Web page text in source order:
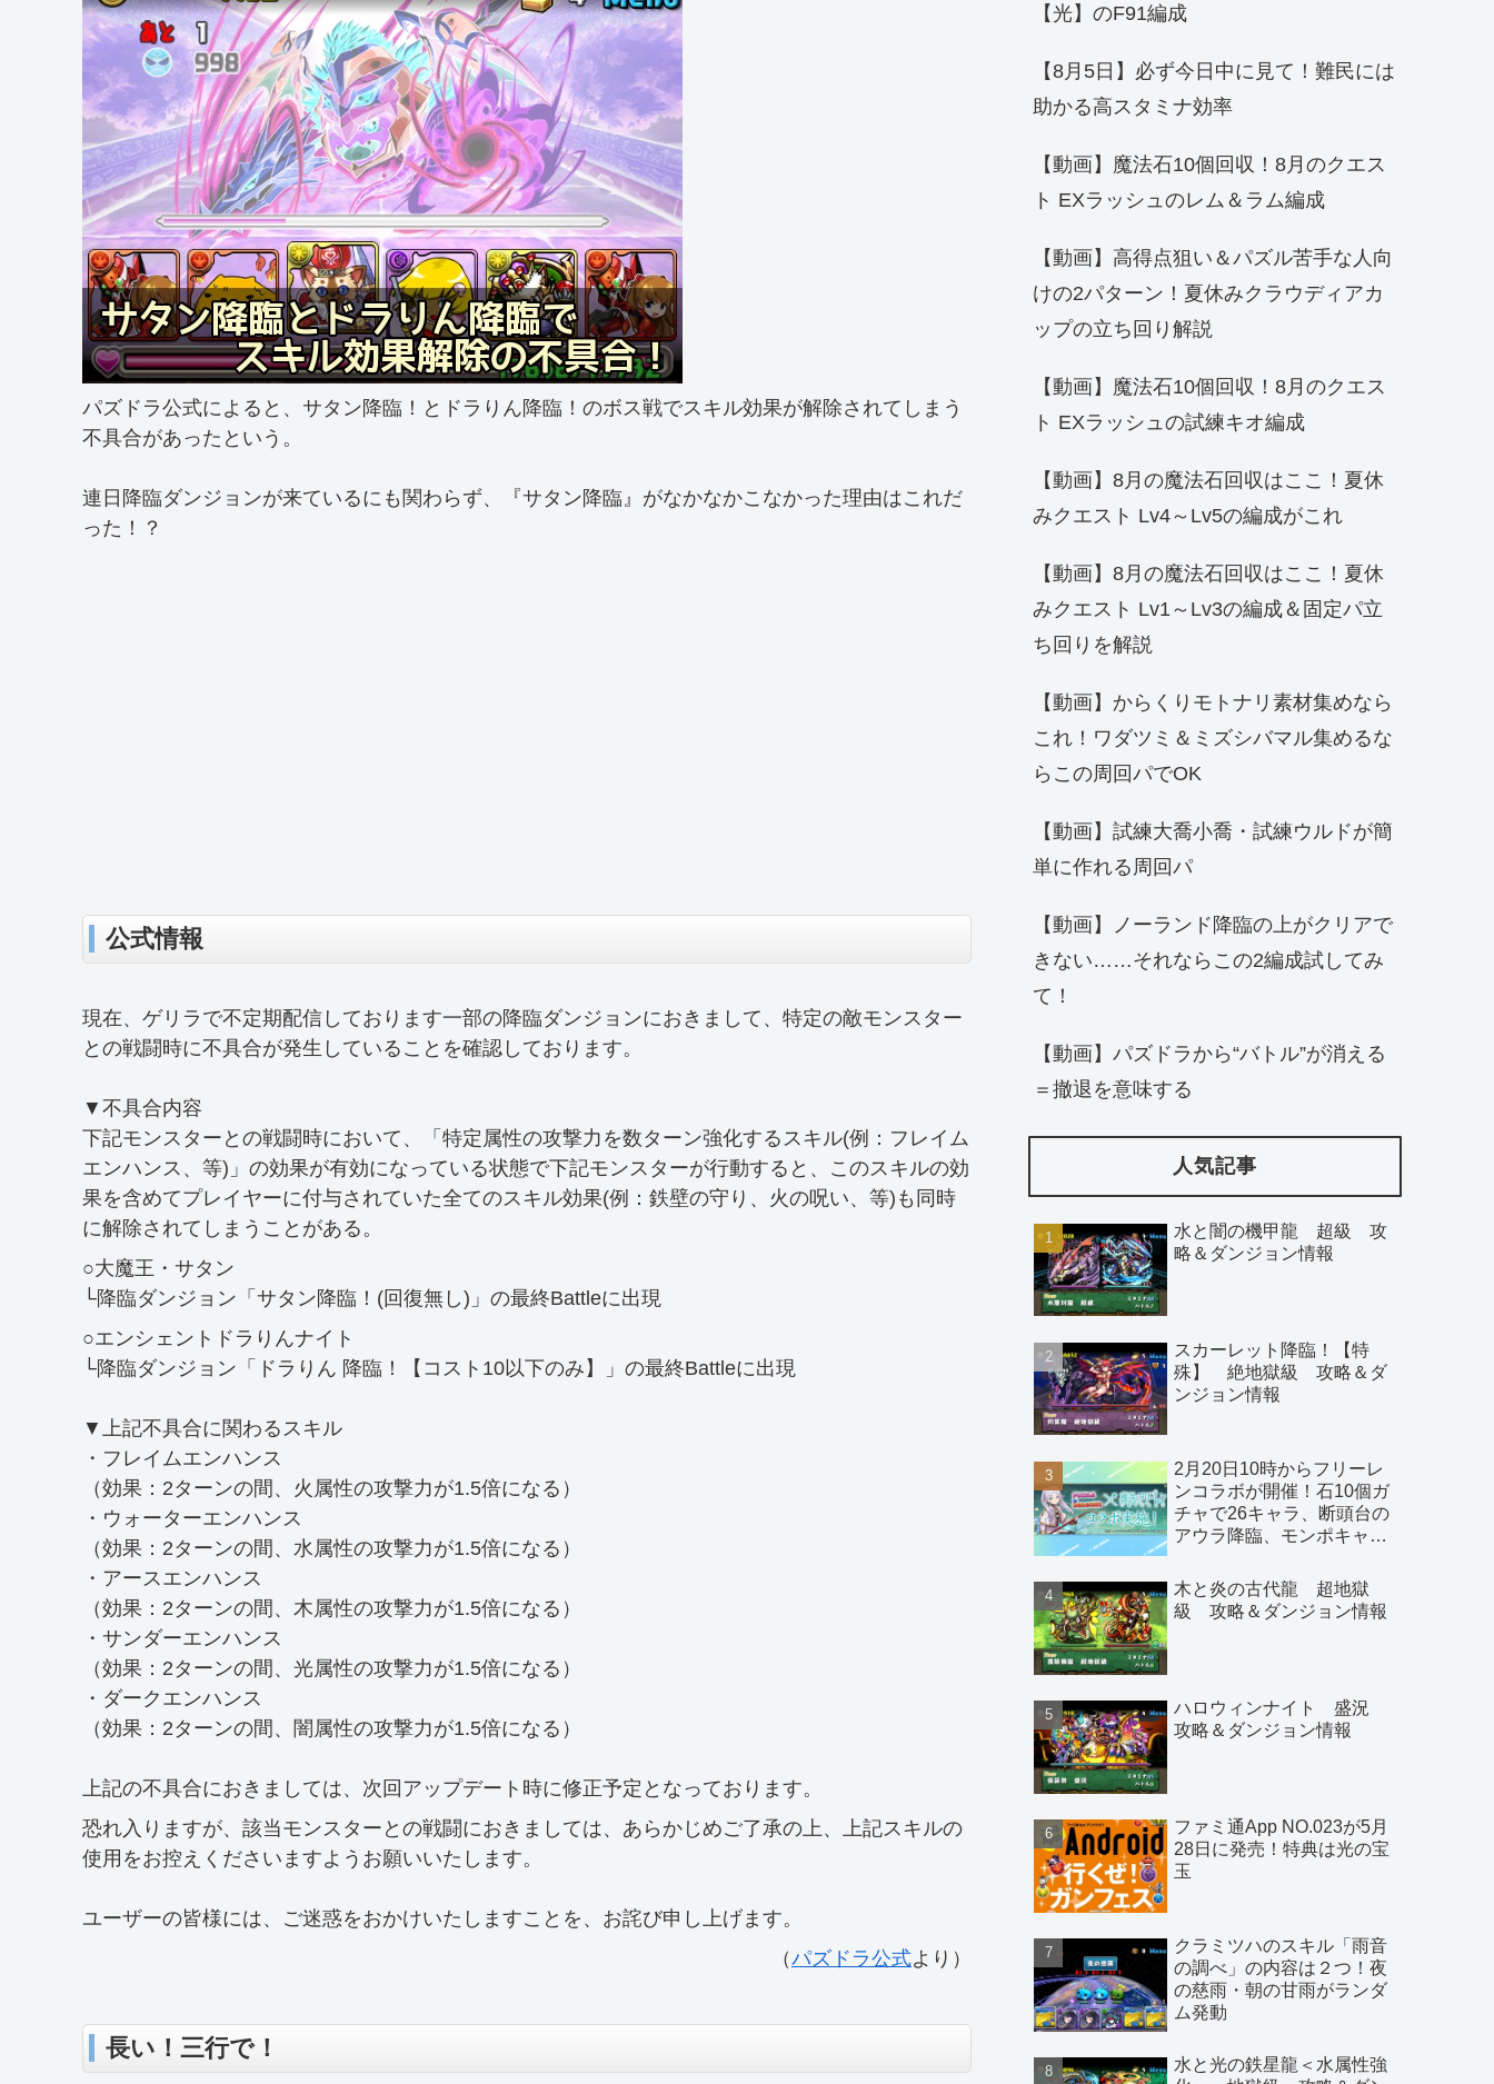
パズドラ公式によると、サタン降臨！とドラりん降臨！のボス戦でスキル効果が解除されてしまう
不具合があったという。
連日降臨ダンジョンが来ているにも関わらず、『サタン降臨』がなかなかこなかった理由はこれだ
った！？
公式情報
現在、ゲリラで不定期配信しております一部の降臨ダンジョンにおきまして、特定の敵モンスター
との戦闘時に不具合が発生していることを確認しております。
▼不具合内容
下記モンスターとの戦闘時において、「特定属性の攻撃力を数ターン強化するスキル(例：フレイム
エンハンス、等)」の効果が有効になっている状態で下記モンスターが行動すると、このスキルの効
果を含めてプレイヤーに付与されていた全てのスキル効果(例：鉄壁の守り、火の呪い、等)も同時
に解除されてしまうことがある。
○大魔王・サタン
└降臨ダンジョン「サタン降臨！(回復無し)」の最終Battleに出現
○エンシェントドラりんナイト
└降臨ダンジョン「ドラりん 降臨！【コスト10以下のみ】」の最終Battleに出現
▼上記不具合に関わるスキル
・フレイムエンハンス
（効果：2ターンの間、火属性の攻撃力が1.5倍になる）
・ウォーターエンハンス
（効果：2ターンの間、水属性の攻撃力が1.5倍になる）
・アースエンハンス
（効果：2ターンの間、木属性の攻撃力が1.5倍になる）
・サンダーエンハンス
（効果：2ターンの間、光属性の攻撃力が1.5倍になる）
・ダークエンハンス
（効果：2ターンの間、闇属性の攻撃力が1.5倍になる）
上記の不具合におきましては、次回アップデート時に修正予定となっております。
恐れ入りますが、該当モンスターとの戦闘におきましては、あらかじめご了承の上、上記スキルの
使用をお控えくださいますようお願いいたします。
ユーザーの皆様には、ご迷惑をおかけいたしますことを、お詫び申し上げます。
（パズドラ公式より）
長い！三行で！
【光】のF91編成
【8月5日】必ず今日中に見て！難民には
助かる高スタミナ効率
【動画】魔法石10個回収！8月のクエス
ト EXラッシュのレム＆ラム編成
【動画】高得点狙い＆パズル苦手な人向
けの2パターン！夏休みクラウディアカ
ップの立ち回り解説
【動画】魔法石10個回収！8月のクエス
ト EXラッシュの試練キオ編成
【動画】8月の魔法石回収はここ！夏休
みクエスト Lv4～Lv5の編成がこれ
【動画】8月の魔法石回収はここ！夏休
みクエスト Lv1～Lv3の編成＆固定パ立
ち回りを解説
【動画】からくりモトナリ素材集めなら
これ！ワダツミ＆ミズシバマル集めるな
らこの周回パでOK
【動画】試練大喬小喬・試練ウルドが簡
単に作れる周回パ
【動画】ノーランド降臨の上がクリアで
きない……それならこの2編成試してみ
て！
【動画】パズドラから“バトル”が消える
＝撤退を意味する
人気記事
水と闇の機甲龍 超級 攻
略＆ダンジョン情報
スカーレット降臨！【特
殊】 絶地獄級 攻略＆ダ
ンジョン情報
2月20日10時からフリーレ
ンコラボが開催！石10個ガ
チャで26キャラ、断頭台の
アウラ降臨、モンポキャラ
木と炎の古代龍 超地獄
級 攻略＆ダンジョン情報
ハロウィンナイト 盛況
攻略＆ダンジョン情報
ファミ通App NO.023が5月
28日に発売！特典は光の宝
玉
クラミツハのスキル「雨音
の調べ」の内容は２つ！夜
の慈雨・朝の甘雨がランダ
ム発動
水と光の鉄星龍＜水属性強